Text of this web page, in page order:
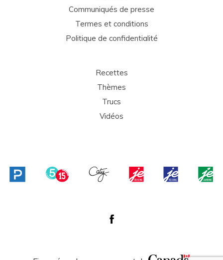
Communiqués de presse
Termes et conditions
Politique de confidentialité
Recettes
Thèmes
Trucs
Vidéos